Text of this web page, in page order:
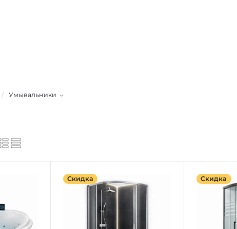
/ Умывальники
Скидка Скидка